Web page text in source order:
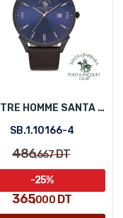
MONTRE HOMME SANTA BARBARA POLO SB.1.10166-4
SB.1.10166-4
486,667DT
365,000DT
-25%